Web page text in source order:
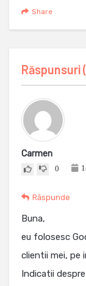
Share
Răspunsuri (
Carmen
0
Răspunde
Buna,
eu folosesc
clientii mei, pe
Indicatii